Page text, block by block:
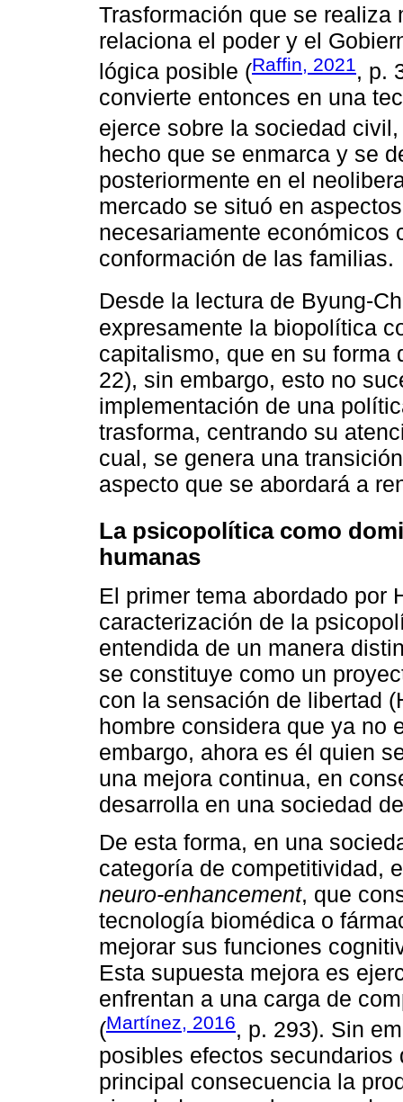
Trasformación que se
relaciona el poder y el
lógica posible (Raffin, 2021 , p.
convierte entonces en una
ejerce sobre la sociedad
hecho que se enmarca y se
posteriormente en el
mercado se situó en
necesariamente económicos
conformación de las familias.
Desde la lectura de Byung-
expresamente la biopolítica
capitalismo, que en su forma
22), sin embargo, esto no
implementación de una
trasforma, centrando su
cual, se genera una
aspecto que se abordará a
La psicopolítica como
humanas
El primer tema abordado por
caracterización de la
entendida de un manera
se constituye como un
con la sensación de libertad
hombre considera que ya no
embargo, ahora es él quien
una mejora continua, en
desarrolla en una sociedad
De esta forma, en una
categoría de competitividad,
neuro-enhancement, que
tecnología biomédica o
mejorar sus funciones
Esta supuesta mejora es
enfrentan a una carga de
(Martínez, 2016, p. 293). Sin
posibles efectos secundarios
principal consecuencia la